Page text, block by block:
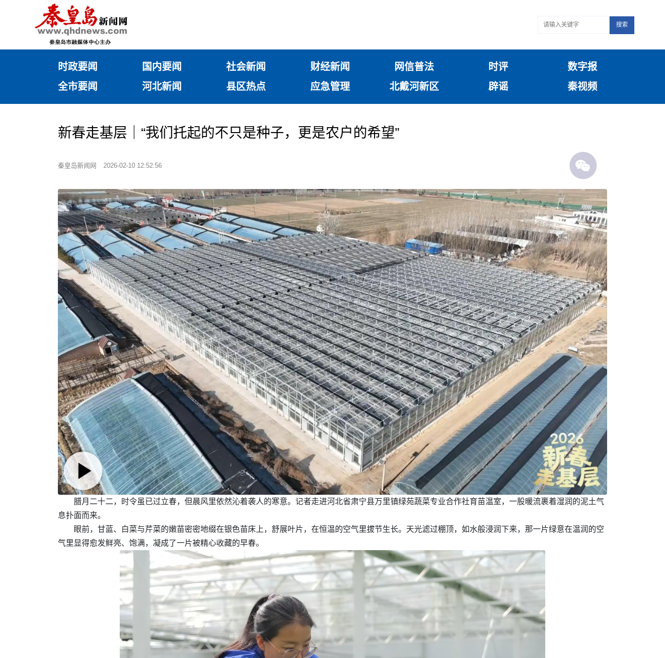
搜索
时政要闻 国内要闻 社会新闻 财经新闻 网信普法 时评
数字报
全市要闻
河北新闻 县区热点 应急管理 北戴河新区 辟谣 秦视频
新春走基层｜“我们托起的不只是种子，更是农户的希望”
秦皇岛新闻网 2026-02-10 12:52:56
腊月二十二，时令虽已过立春，但晨风里依然沁着袭人的寒意。记者走进河北省肃宁县万里镇绿苑蔬菜专业合作社育苗温室，一股暖流裹着湿润的泥土气
息扑面而来。
眼前，甘蓝、白菜与芹菜的嫩苗密密地缀在银色苗床上，舒展叶片，在恒温的空气里拔节生长。天光滤过棚顶，如水般浸润下来，那一片绿意在温润的空
气里显得愈发鲜亮、饱满，凝成了一片被精心收藏的早春。